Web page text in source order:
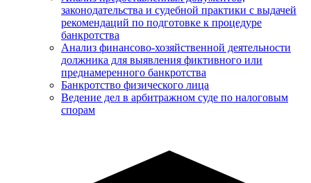
законодательства и судебной практики с выдачей
рекомендаций по подготовке к процедуре
банкротства
Анализ финансово-хозяйственной деятельности
должника для выявления фиктивного или
преднамеренного банкротства
Банкротство физического лица
Ведение дел в арбитражном суде по налоговым
спорам